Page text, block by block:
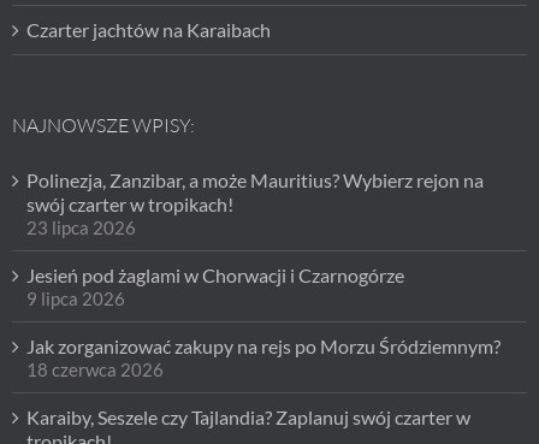
Czarter jachtów na Karaibach
NAJNOWSZE WPISY:
Polinezja, Zanzibar, a może Mauritius? Wybierz rejon na
swój czarter w tropikach!
23 lipca 2026
Jesień pod żaglami w Chorwacji i Czarnogórze
9 lipca 2026
Jak zorganizować zakupy na rejs po Morzu Śródziemnym?
18 czerwca 2026
Karaiby, Seszele czy Tajlandia? Zaplanuj swój czarter w